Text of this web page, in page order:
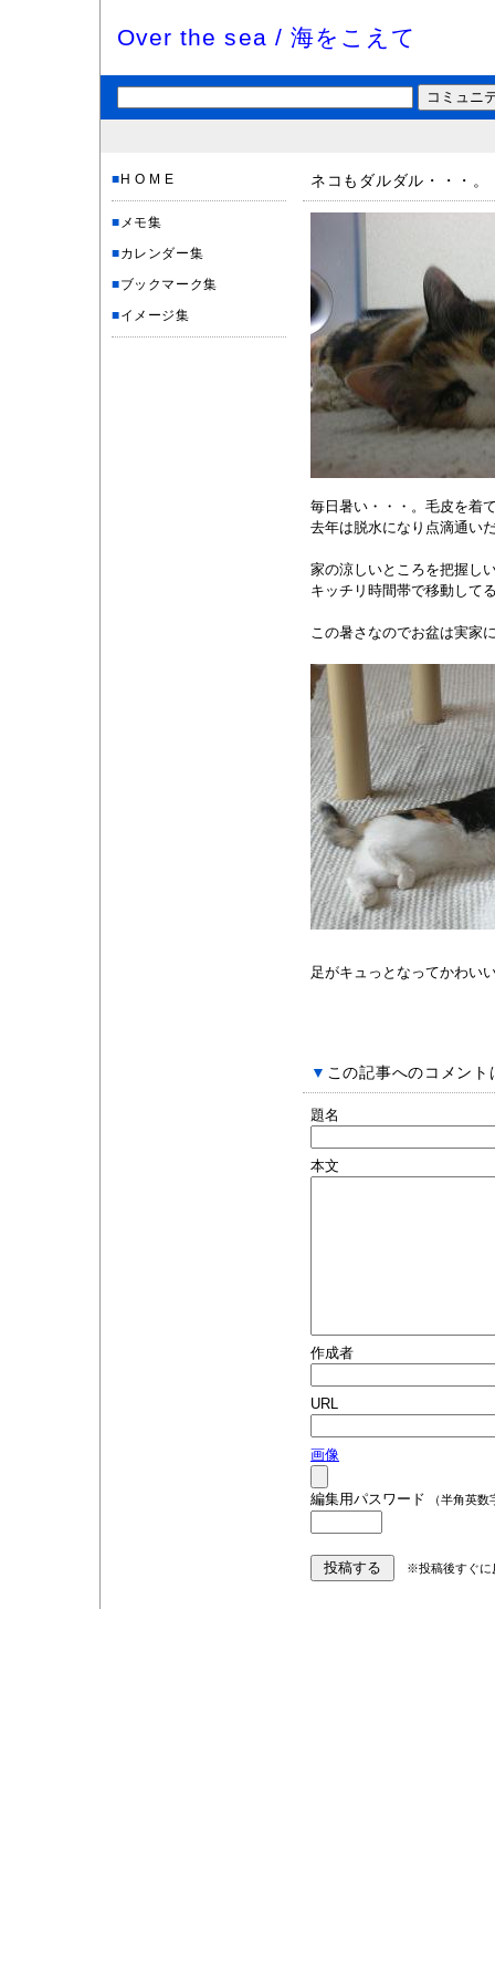
Over the sea / 海をこえて
■ H O M E
■ メモ集
■カレンダー集
■ブックマーク集
■イメージ集
ネコもダルダル・・・。
毎日暑い・・・。毛皮を着
去年は脱水になり点滴通い
家の涼しいところを把握し
キッチリ時間帯で移動して
この暑さなのでお盆は実家
足がキュっとなってかわい
▼ この記事へのコメント
題名
本文
作成者
URL
画像
編集用パスワード （半角英数
※投稿後すぐに